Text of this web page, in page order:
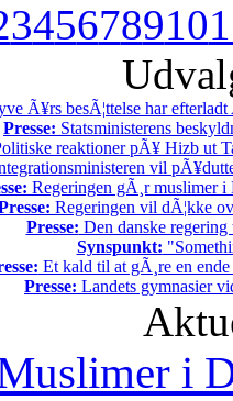
345678910
Ã¥rs besÃ¦ttelse har
Presse: Statsministerens
reaktioner pÃ¥ Hizb ut
vil
Regeringen gÃ¸r muslimer
Regeringen vil dÃ¦kke
Presse: Den danske
Synspunkt:
Et kald til at gÃ¸re en
Presse: Landets gymnasier
i